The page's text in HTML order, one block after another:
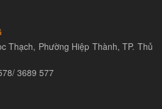
Thạch, Phường Hiệp Thành, TP. Thủ
3689 577